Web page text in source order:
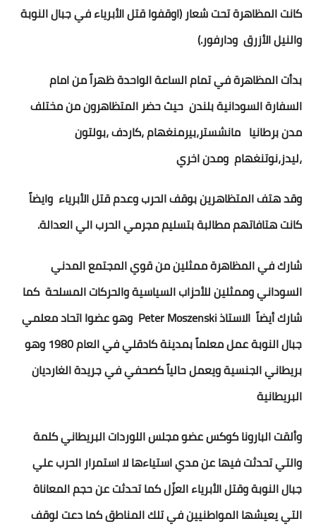
كانت المظاهرة تحت شعار (اوقفوا قتل الأبرياء في جبال النوبة
والنيل الأزرق ودارفور.)
بدأت المظاهرة في تمام الساعة الواحدة ظهراً من امام
السفارة السودانية بلندن حيث حضر المتظاهرون من مختلف
مدن برطانيا مانشستر،بيرمنغهام ،كاردف ،بولتون
،ليدز،نوتنغهام ومدن اخري
وقد هتف المتظاهرين بوقف الحرب وعدم قتل الأبرياء وايضاً
كانت هتافاتهم مطالبة بتسليم مجرمي الحرب الي العدالة.
شارك في المظاهرة ممثلين من قوي المجتمع المدني
السوداني وممثلين للأحزاب السياسية والحركات المسلحة كما
شارك أيضاً الاستاذPeter Moszenski وهو عضوا اتحاد معلمي
جبال النوبة عمل معلماً بمدينة كادقلي في العام 1980 وهو
بريطاني الجنسية ويعمل حالياً كصحفي في جريدة الغارديان
البريطانية
وألقت البارونا كوكس عضو مجلس اللوردات البريطاني كلمة
والتي تحدثت فيها عن مدي استياءها لا استمرار الحرب علي
جبال النوبة وقتل الأبرياء العزّل كما تحدثت عن حجم المعاناة
التي يعيشها المواطنيين في تلك المناطق كما دعت لوقف